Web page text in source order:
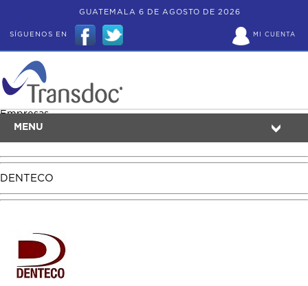
GUATEMALA 6 DE AGOSTO DE 2026
MI CUENTA
SÍGUENOS EN
MENU
Empresas
DENTECO